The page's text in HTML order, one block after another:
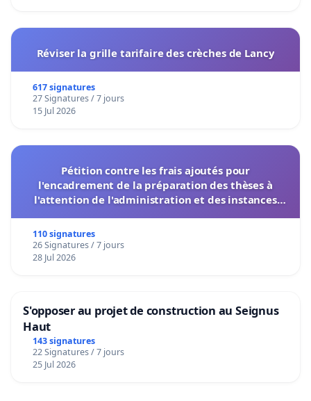
Réviser la grille tarifaire des crèches de Lancy
617 signatures
27 Signatures / 7 jours
15 Jul 2026
Pétition contre les frais ajoutés pour
l'encadrement de la préparation des thèses à
l'attention de l'administration et des instances
110 signatures
26 Signatures / 7 jours
28 Jul 2026
S'opposer au projet de construction au Seignus
Haut
143 signatures
22 Signatures / 7 jours
25 Jul 2026